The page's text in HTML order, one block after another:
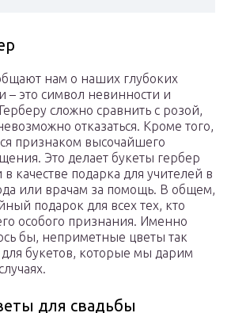
нам о наших глубоких
– это символ невинности и
сложно сравнить с розой,
отказаться. Кроме того,
признаком высочайшего
Это делает букеты гербер
качестве подарка для учителей в
или врачам за помощь. В общем,
подарок для всех тех, кто
особого признания. Именно
бы, неприметные цветы так
букетов, которые мы дарим
для свадьбы